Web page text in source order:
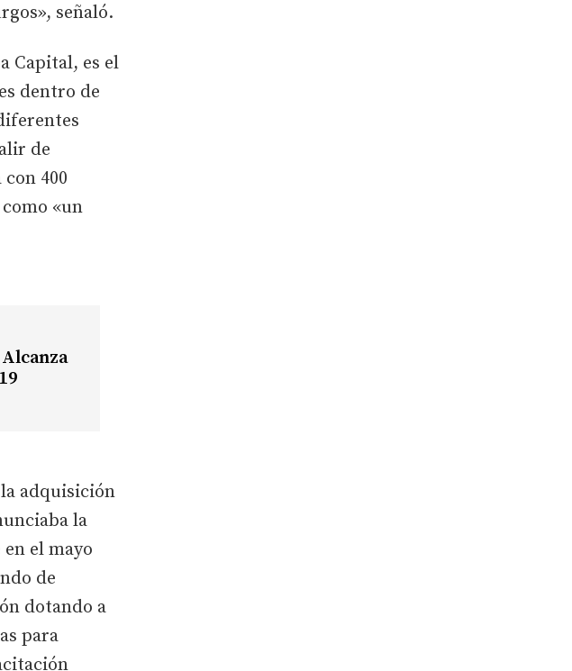
señaló.
Capital, es el
dentro de
de
400
«un
adquisición
la
el mayo
de
dotando a
para